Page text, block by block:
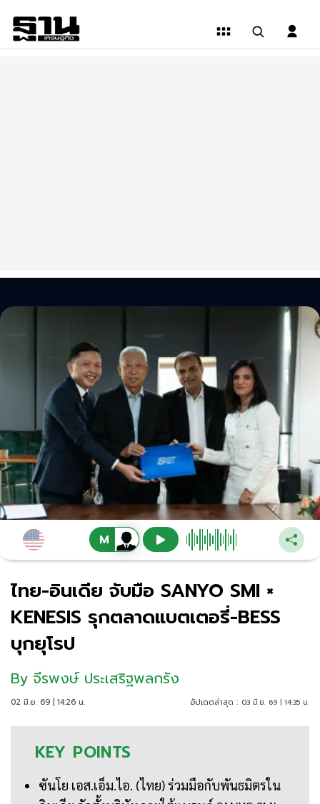
ไทย-อินเดีย จับมือ SANYO SMI ×
KENESIS รุกตลาดแบตเตอรี่-BESS
บุกยุโรป
By จีรพงษ์ ประเสริฐพลกรัง
02 มิ.ย. 69 | 14:26 น. อัปเดตล่าสุด : 03 มิ.ย. 69 | 14:35 น.
KEY POINTS
ซันโย เอส.เอ็ม.ไอ. (ไทย) ร่วมมือกับพันธมิตรใน